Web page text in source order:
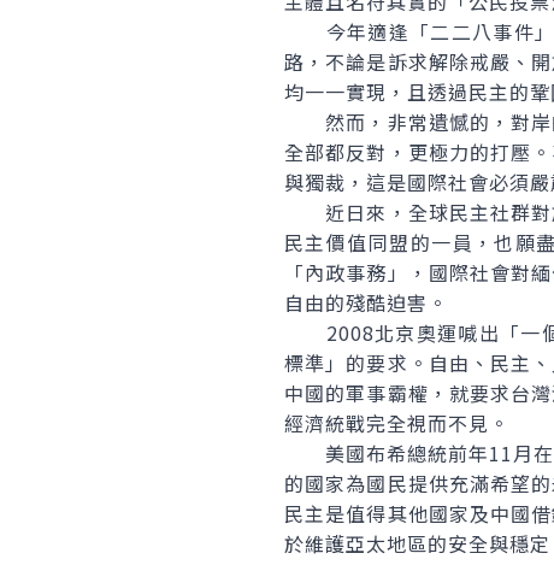
今年適逢「二二八事件」
路，不論是訴求解除戒嚴、
均一一實現，且透過民主的
然而，非常遺憾的，對岸
全部都反對，更極力的打壓
與獨裁，這是國際社會必須
近日來，全球民主社群對
民主價值同盟的一員，也願
「內政事務」，國際社會對
自由的殘酷迫害。
2008北京奧運喊出「一個
標準」的要求。自由、民主
中國的軍事霸權，就要求台
經濟統戰完全視而不見。
美國布希總統前年11月在
的國家為國民提供充滿希望
民主是值得其他國家及中國
於維護亞太地區的安全與穩